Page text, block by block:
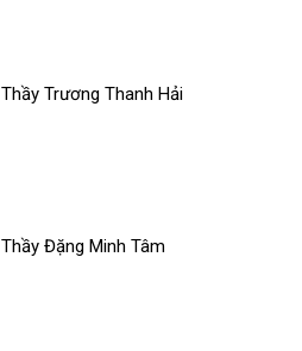
Thầy Trương Thanh Hải
Thầy Đặng Minh Tâm